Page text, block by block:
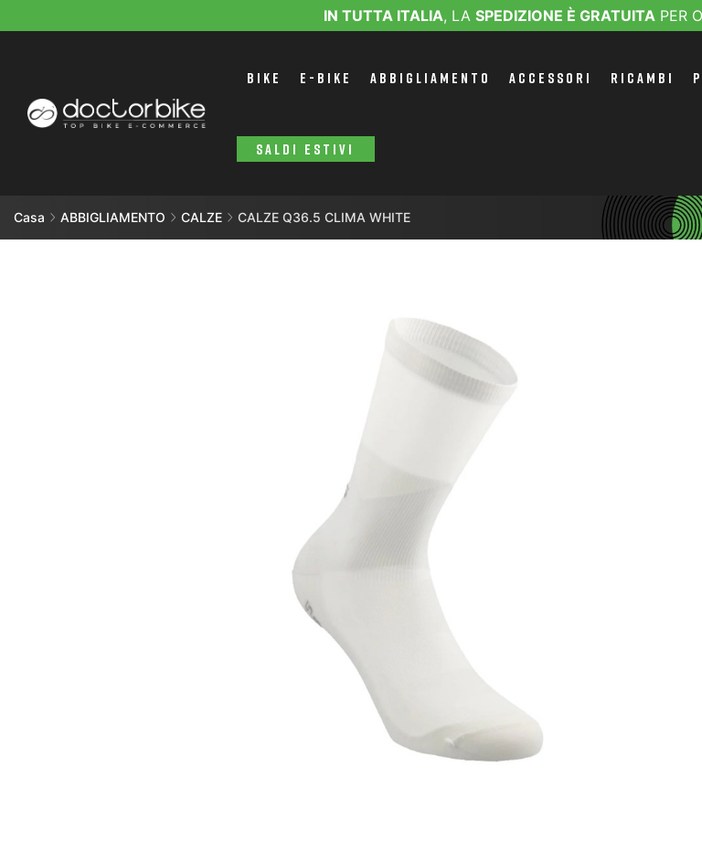
IN TUTTA ITALIA, LA SPEDIZIONE È GRATUITAPER
BIKE E-BIKE ABBIGLIAMENTO ACCESSORI RICAMBI
SALDI ESTIVI
Casa ABBIGLIAMENTO CALZE CALZE Q36.5 CLIMA WHITE